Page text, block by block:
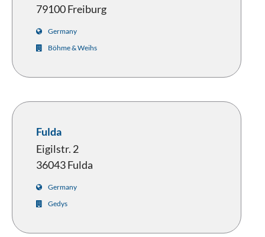
79100 Freiburg
Germany
Böhme & Weihs
Fulda
Eigilstr. 2
36043 Fulda
Germany
Gedys